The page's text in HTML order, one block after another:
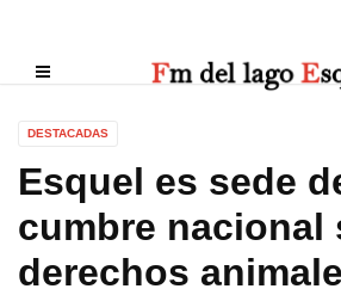
DESTACADAS
Esquel es sede
cumbre nacional
derechos